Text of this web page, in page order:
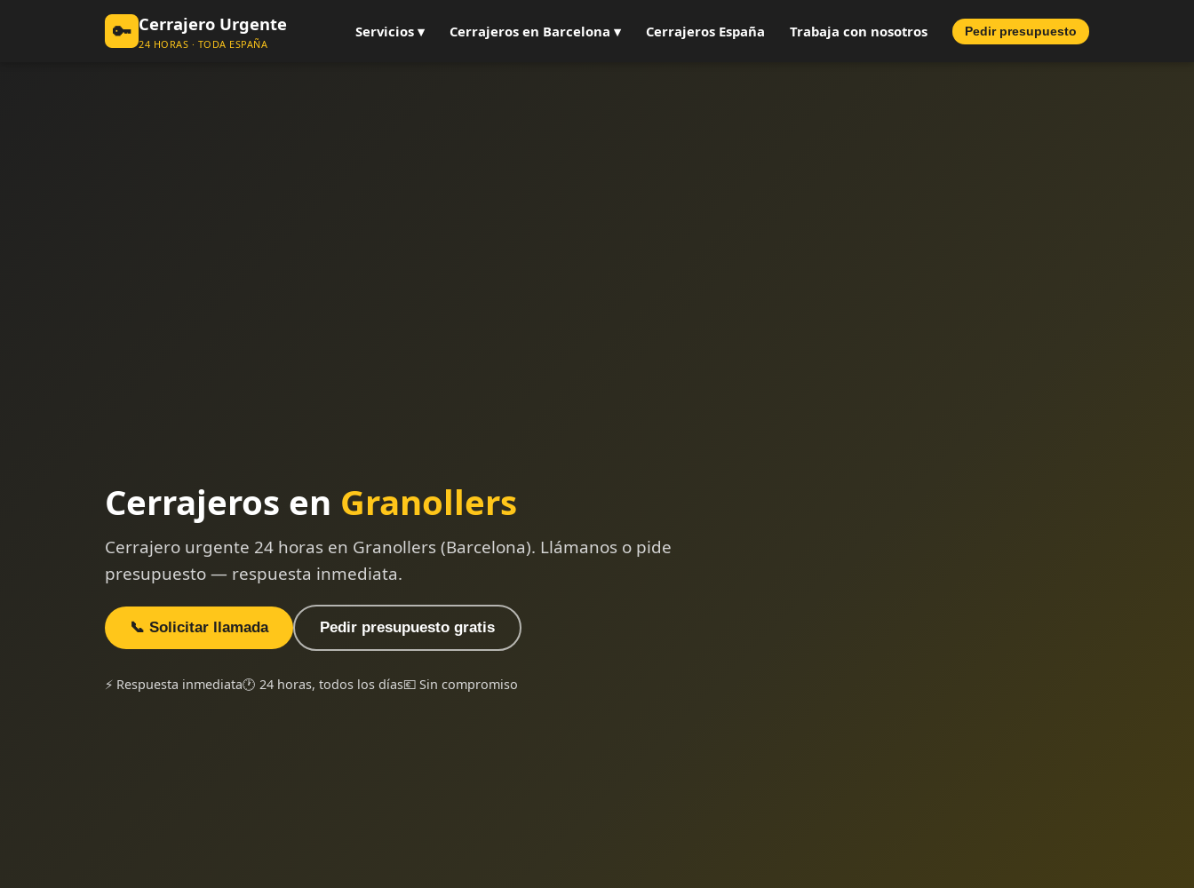
🔑 Cerrajero Urgente
24 HORAS · TODA ESPAÑA
Servicios ▾ Cerrajeros en Barcelona ▾ Cerrajeros España Trabaja con nosotros Pedir presupuesto
Cerrajeros en Granollers
Cerrajero urgente 24 horas en Granollers (Barcelona). Llámanos o pide
presupuesto — respuesta inmediata.
📞 Solicitar llamada Pedir presupuesto gratis
⚡ Respuesta inmediata🕐 24 horas, todos los días💶 Sin compromiso